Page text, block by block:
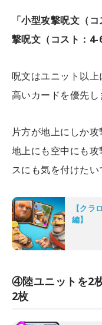
「小型攻撃呪文（
撃呪文（コスト：
呪文はユニット以
高いカードを優先し
片方が地上にしか
地上にも空中にも
スにも気を付けたい
【ク
編】
④陸ユニットを2
2枚